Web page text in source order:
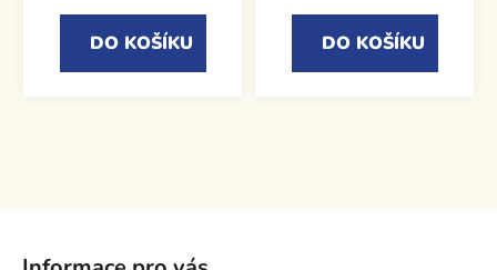
DO KOŠÍKU DO KOŠÍKU